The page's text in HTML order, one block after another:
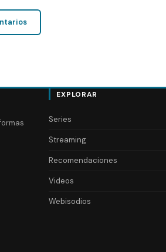
EXPLORAR
Series
Streaming
Recomendaciones
Videos
Webisodios